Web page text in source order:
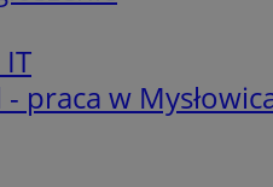
praca w